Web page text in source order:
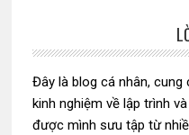
chính
Đây là blog cá nhân,
kinh nghiệm về lập trình
được mình sưu tập từ